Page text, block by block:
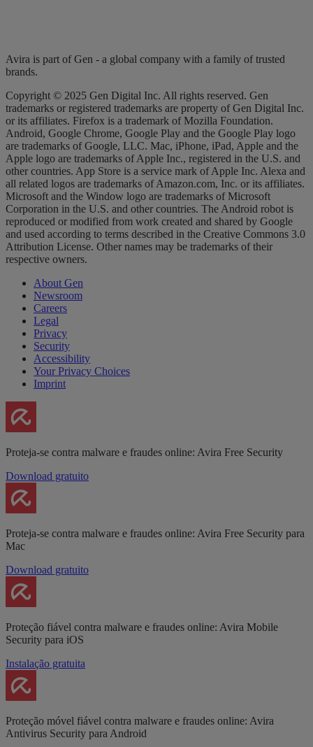
Avira is part of Gen - a global company with a family of trusted
brands.
Copyright © 2025 Gen Digital Inc. All rights reserved. Gen
trademarks or registered trademarks are property of Gen Digital Inc.
or its affiliates. Firefox is a trademark of Mozilla Foundation.
Android, Google Chrome, Google Play and the Google Play logo
are trademarks of Google, LLC. Mac, iPhone, iPad, Apple and the
Apple logo are trademarks of Apple Inc., registered in the U.S. and
other countries. App Store is a service mark of Apple Inc. Alexa and
all related logos are trademarks of Amazon.com, Inc. or its affiliates.
Microsoft and the Window logo are trademarks of Microsoft
Corporation in the U.S. and other countries. The Android robot is
reproduced or modified from work created and shared by Google
and used according to terms described in the Creative Commons 3.0
Attribution License. Other names may be trademarks of their
respective owners.
About Gen
Newsroom
Careers
Legal
Privacy
Security
Accessibility
Your Privacy Choices
Imprint
Proteja-se contra malware e fraudes online: Avira Free Security
Download gratuito
Proteja-se contra malware e fraudes online: Avira Free Security para
Mac
Download gratuito
Proteção fiável contra malware e fraudes online: Avira Mobile
Security para iOS
Instalação gratuita
Proteção móvel fiável contra malware e fraudes online: Avira
Antivirus Security para Android